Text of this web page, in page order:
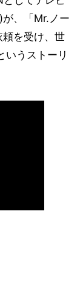
、「Mr.ノー
を受け、世
いうストーリ